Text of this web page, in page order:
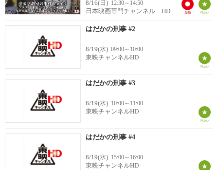
8/16(日) 12:30～14:50
日本映画専門チャンネル HD
はだかの刑事 #2
8/19(水) 09:00～10:00
東映チャンネルHD
はだかの刑事 #3
8/19(水) 10:00～11:00
東映チャンネルHD
はだかの刑事 #4
8/19(水) 15:00～16:00
東映チャンネルHD